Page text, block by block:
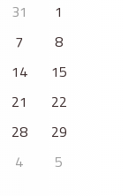
31
1
7
8
14
15
21
22
28
29
4 5